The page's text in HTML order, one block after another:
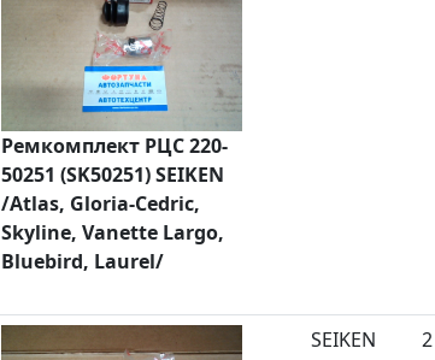
Ремкомплект РЦС 220-
50251 (SK50251) SEIKEN
/Atlas, Gloria-Cedric,
Skyline, Vanette Largo,
Bluebird, Laurel/
SEIKEN 2